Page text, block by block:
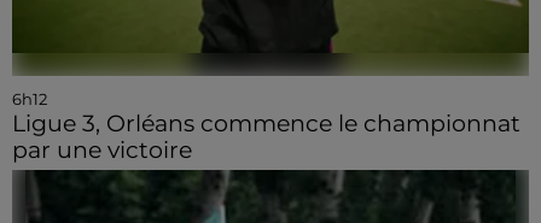
6h12
Ligue 3, Orléans commence le championnat
par une victoire